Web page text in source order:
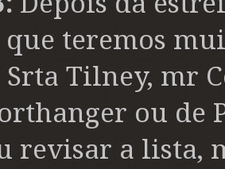
que teremos
Srta Tilney, mr
ou de
revisar a lista,